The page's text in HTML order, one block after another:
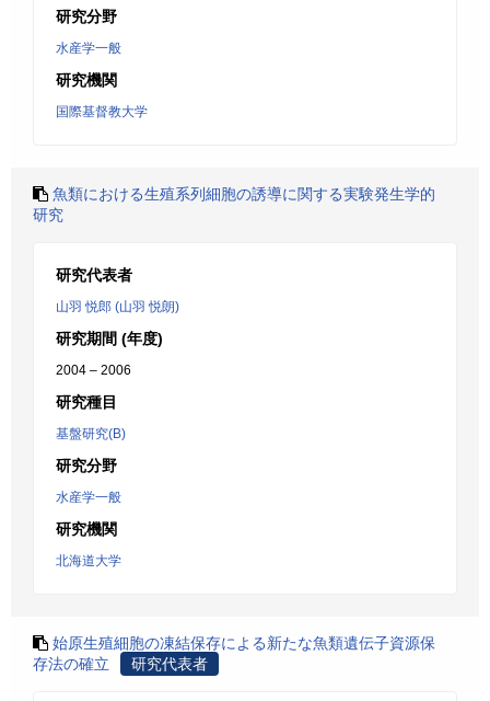
研究分野
水産学一般
研究機関
国際基督教大学
魚類における生殖系列細胞の誘導に関する実験発生学的
研究
研究代表者
山羽 悦郎 (山羽 悦朗)
研究期間 (年度)
2004 – 2006
研究種目
基盤研究(B)
研究分野
水産学一般
研究機関
北海道大学
始原生殖細胞の凍結保存による新たな魚類遺伝子資源保
存法の確立
研究代表者